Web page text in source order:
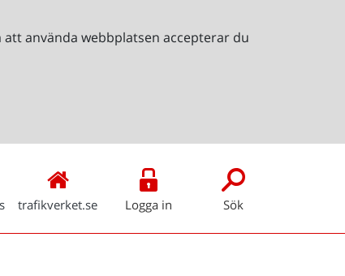
använda webbplatsen accepterar du
trafikverket.se Logga in Sök